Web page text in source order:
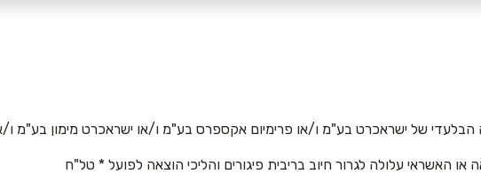
של ישראכרט בע"מ ו/או פרימיום אקספרס בע"מ ו/או ישראכרט מימון בע"מ
או האשראי עלולה לגרור חיוב בריבית פיגורים והליכי הוצאה לפועל * טל"ח